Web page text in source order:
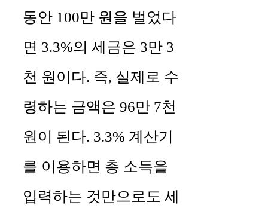
동안 100만 원을 벌었다
면 3.3%의 세금은 3만 3
천 원이다. 즉, 실제로 수
령하는 금액은 96만 7천
원이 된다. 3.3% 계산기
를 이용하면 총 소득을
입력하는 것만으로도 세